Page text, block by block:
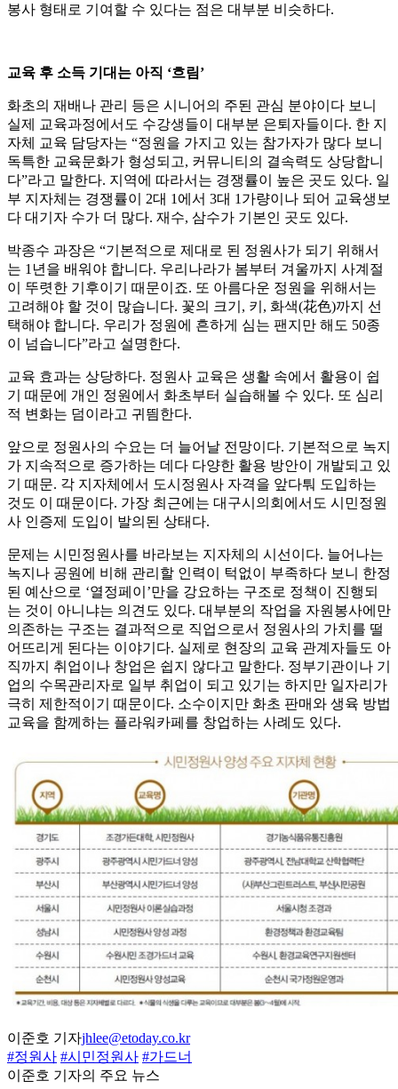
봉사 형태로 기여할 수 있다는 점은 대부분 비슷하다.
교육 후 소득 기대는 아직 ‘흐림’
화초의 재배나 관리 등은 시니어의 주된 관심 분야이다 보니
실제 교육과정에서도 수강생들이 대부분 은퇴자들이다. 한 지
자체 교육 담당자는 “정원을 가지고 있는 참가자가 많다 보니
독특한 교육문화가 형성되고, 커뮤니티의 결속력도 상당합니
다”라고 말한다. 지역에 따라서는 경쟁률이 높은 곳도 있다. 일
부 지자체는 경쟁률이 2대 1에서 3대 1가량이나 되어 교육생보
다 대기자 수가 더 많다. 재수, 삼수가 기본인 곳도 있다.
박종수 과장은 “기본적으로 제대로 된 정원사가 되기 위해서
는 1년을 배워야 합니다. 우리나라가 봄부터 겨울까지 사계절
이 뚜렷한 기후이기 때문이죠. 또 아름다운 정원을 위해서는
고려해야 할 것이 많습니다. 꽃의 크기, 키, 화색(花色)까지 선
택해야 합니다. 우리가 정원에 흔하게 심는 팬지만 해도 50종
이 넘습니다”라고 설명한다.
교육 효과는 상당하다. 정원사 교육은 생활 속에서 활용이 쉽
기 때문에 개인 정원에서 화초부터 실습해볼 수 있다. 또 심리
적 변화는 덤이라고 귀띔한다.
앞으로 정원사의 수요는 더 늘어날 전망이다. 기본적으로 녹지
가 지속적으로 증가하는 데다 다양한 활용 방안이 개발되고 있
기 때문. 각 지자체에서 도시정원사 자격을 앞다퉈 도입하는
것도 이 때문이다. 가장 최근에는 대구시의회에서도 시민정원
사 인증제 도입이 발의된 상태다.
문제는 시민정원사를 바라보는 지자체의 시선이다. 늘어나는
녹지나 공원에 비해 관리할 인력이 턱없이 부족하다 보니 한정
된 예산으로 ‘열정페이’만을 강요하는 구조로 정책이 진행되
는 것이 아니냐는 의견도 있다. 대부분의 작업을 자원봉사에만
의존하는 구조는 결과적으로 직업으로서 정원사의 가치를 떨
어뜨리게 된다는 이야기다. 실제로 현장의 교육 관계자들도 아
직까지 취업이나 창업은 쉽지 않다고 말한다. 정부기관이나 기
업의 수목관리자로 일부 취업이 되고 있기는 하지만 일자리가
극히 제한적이기 때문이다. 소수이지만 화초 판매와 생육 방법
교육을 함께하는 플라워카페를 창업하는 사례도 있다.
이준호 기자jhlee@etoday.co.kr
#정원사 #시민정원사 #가드너
이준호 기자의 주요 뉴스